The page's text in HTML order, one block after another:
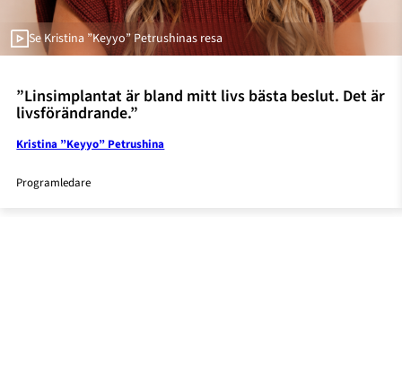
Se Kristina ”Keyyo” Petrushinas resa
”Linsimplantat är bland mitt livs bästa beslut. Det är
livsförändrande.”
Kristina ”Keyyo” Petrushina
Programledare